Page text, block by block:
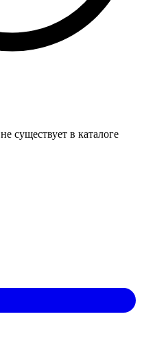
не существует в каталоге